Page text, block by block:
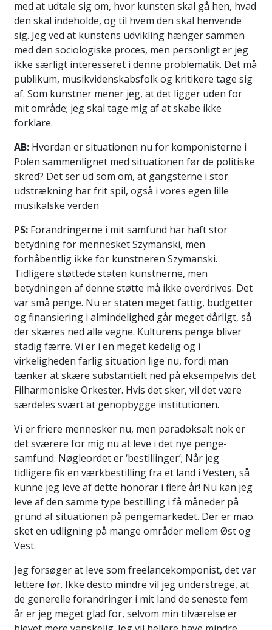
med at udtale sig om, hvor kunsten skal gå hen, hvad
den skal indeholde, og til hvem den skal henvende
sig. Jeg ved at kunstens udvikling hænger sammen
med den sociologiske proces, men personligt er jeg
ikke særligt interesseret i denne problematik. Det må
publikum, musikvidenskabsfolk og kritikere tage sig
af. Som kunstner mener jeg, at det ligger uden for
mit område; jeg skal tage mig af at skabe ikke
forklare.
AB: Hvordan er situationen nu for komponisterne i
Polen sammenlignet med situationen før de politiske
skred? Det ser ud som om, at gangsterne i stor
udstrækning har frit spil, også i vores egen lille
musikalske verden
PS: Forandringerne i mit samfund har haft stor
betydning for mennesket Szymanski, men
forhåbentlig ikke for kunstneren Szymanski.
Tidligere støttede staten kunstnerne, men
betydningen af denne støtte må ikke overdrives. Det
var små penge. Nu er staten meget fattig, budgetter
og finansiering i almindelighed går meget dårligt, så
der skæres ned alle vegne. Kulturens penge bliver
stadig færre. Vi er i en meget kedelig og i
virkeligheden farlig situation lige nu, fordi man
tænker at skære substantielt ned på eksempelvis det
Filharmoniske Orkester. Hvis det sker, vil det være
særdeles svært at genopbygge institutionen.
Vi er friere mennesker nu, men paradoksalt nok er
det sværere for mig nu at leve i det nye penge-
samfund. Nøgleordet er ‘bestillinger’; Når jeg
tidligere fik en værkbestilling fra et land i Vesten, så
kunne jeg leve af dette honorar i flere år! Nu kan jeg
leve af den samme type bestilling i få måneder på
grund af situationen på pengemarkedet. Der er mao.
sket en udligning på mange områder mellem Øst og
Vest.
Jeg forsøger at leve som freelancekomponist, det var
lettere før. Ikke desto mindre vil jeg understrege, at
de generelle forandringer i mit land de seneste fem
år er jeg meget glad for, selvom min tilværelse er